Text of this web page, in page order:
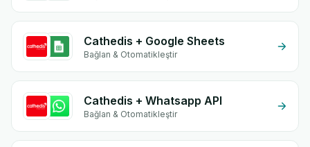
Cathedis + Google Sheets
Bağlan & Otomatikleştir
Cathedis + Whatsapp API
Bağlan & Otomatikleştir